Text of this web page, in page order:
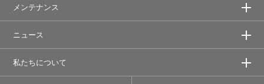
メンテナンス
ニュース
私たちについて